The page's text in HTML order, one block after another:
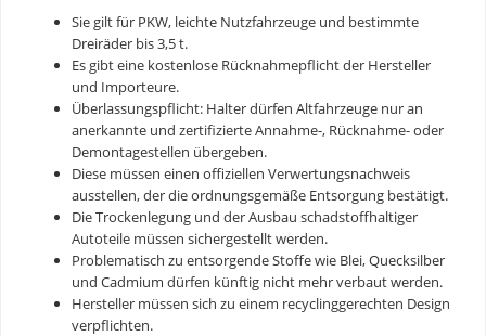
Sie gilt für PKW, leichte Nutzfahrzeuge und bestimmte
Dreiräder bis 3,5 t.
Es gibt eine kostenlose Rücknahmepflicht der Hersteller
und Importeure.
Überlassungspflicht: Halter dürfen Altfahrzeuge nur an
anerkannte und zertifizierte Annahme-, Rücknahme- oder
Demontagestellen übergeben.
Diese müssen einen offiziellen Verwertungsnachweis
ausstellen, der die ordnungsgemäße Entsorgung bestätigt.
Die Trockenlegung und der Ausbau schadstoffhaltiger
Autoteile müssen sichergestellt werden.
Problematisch zu entsorgende Stoffe wie Blei, Quecksilber
und Cadmium dürfen künftig nicht mehr verbaut werden.
Hersteller müssen sich zu einem recyclinggerechten Design
verpflichten.